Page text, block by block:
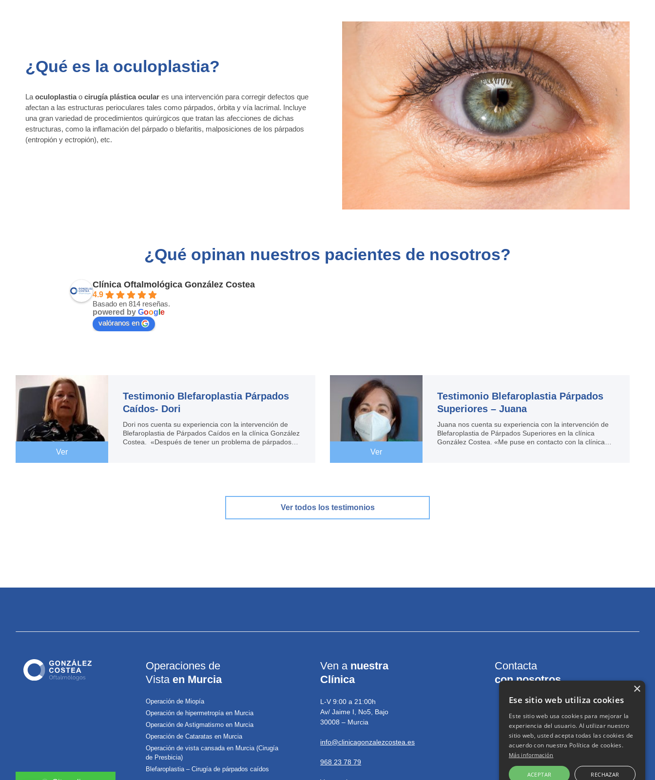
¿Qué es la oculoplastia?
La oculoplastiao cirugía plástica ocular es una intervención para corregir defectos que
afectan a las estructuras perioculares tales como párpados, órbita y vía lacrimal. Incluye
una gran variedad de procedimientos quirúrgicos que tratan las afecciones de dichas
estructuras, como la inflamación del párpado o blefaritis, malposiciones de los párpados
(entropión y ectropión), etc.
¿Qué opinan nuestros pacientes de nosotros?
Clínica Oftalmológica González Costea
4.9
Basado en 814 reseñas.
powered by Goog e
valóranos en
Ver
Testimonio Blefaroplastia Párpados
Caídos- Dori
Dori nos cuenta su experiencia con la intervención de
Blefaroplastia de Párpados Caídos en la clínica González
Costea. «Después de tener un problema de párpados
Ver
Testimonio Blefaroplastia Párpados
Superiores – Juana
Juana nos cuenta su experiencia con la intervención de
Blefaroplastia de Párpados Superiores en la clínica
González Costea. «Me puse en contacto con la clínica
Ver todos los testimonios
Operaciones de
Vista en Murcia
Operación de Miopía
Operación de hipermetropía en Murcia
Operación de Astigmatismo en Murcia
Operación de Cataratas en Murcia
Operación de vista cansada en Murcia (Cirugía
de Presbicia)
Blefaroplastia – Cirugía de párpados caídos
Ven a nuestra
Clínica
L-V 9:00 a 21:00h
Av/ Jaime I, No5, Bajo
30008 – Murcia
info@clinicagonzalezcostea.es
968 23 78 79
Contacta
con nosotros
Facebook
Instragram
Youtube
×
Ese sitio web utiliza cookies
Este sitio web usa cookies para mejorar la
experiencia del usuario. Al utilizar nuestro
sitio web, usted acepta todas las cookies de
acuerdo con nuestra Política de cookies.
Más información
ACEPTAR RECHAZAR